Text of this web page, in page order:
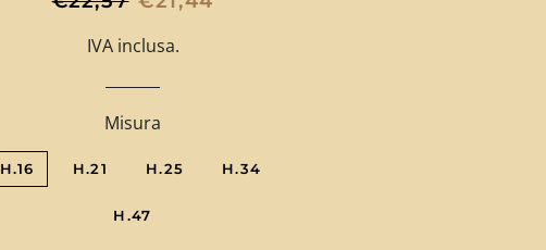
listinoIVA inclusa.
Misura
H.16 H.21 H.25 H.34
H.47